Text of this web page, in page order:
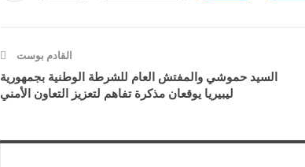
القادم بوست
السيد حموشي والمفتش العام للشرطة الوطنية بجمهورية
ليبيريا يوقعان مذكرة تفاهم لتعزيز التعاون الأمني